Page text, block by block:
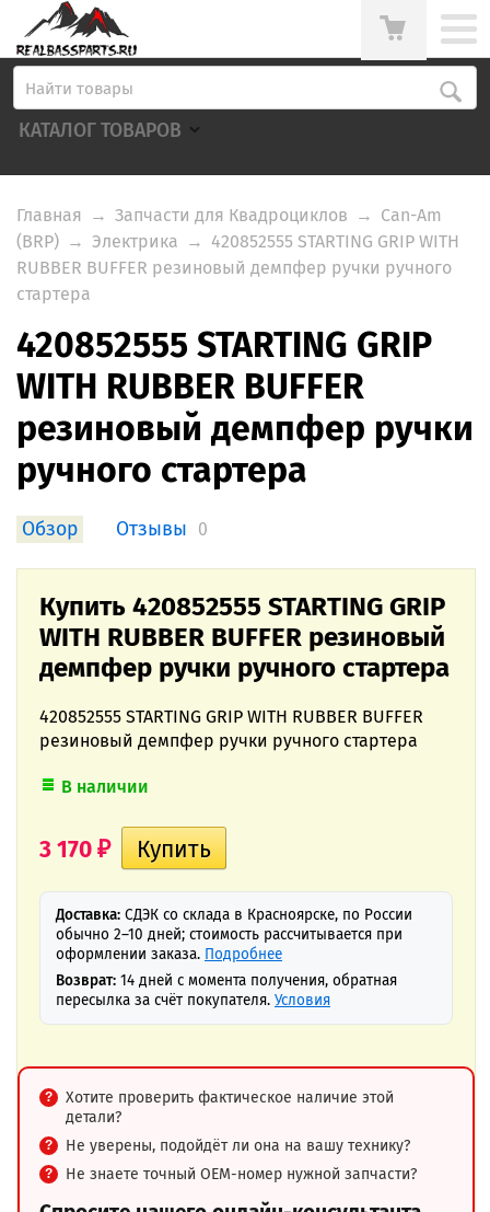
КАТАЛОГ ТОВАРОВ
Главная → Запчасти для Квадроциклов → Can-Am
(BRP) → Электрика → 420852555 STARTING GRIP WITH
RUBBER BUFFER резиновый демпфер ручки ручного
стартера
420852555 STARTING GRIP
WITH RUBBER BUFFER
резиновый демпфер ручки
ручного стартера
Обзор Отзывы 0
Купить 420852555 STARTING GRIP
WITH RUBBER BUFFER резиновый
демпфер ручки ручного стартера
420852555 STARTING GRIP WITH RUBBER BUFFER
резиновый демпфер ручки ручного стартера
В наличии
3 170 ₽
Доставка: СДЭК со склада в Красноярске, по России
обычно 2–10 дней; стоимость рассчитывается при
оформлении заказа. Подробнее
Возврат: 14 дней с момента получения, обратная
пересылка за счёт покупателя. Условия
Хотите проверить фактическое наличие этой
детали?
Не уверены, подойдёт ли она на вашу технику?
Не знаете точный OEM-номер нужной запчасти?